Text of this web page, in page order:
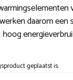
daarom
geplaatst is.